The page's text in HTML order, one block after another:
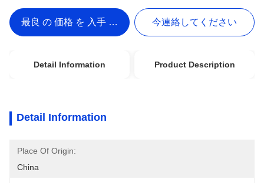
最良 の 価格 を 入手 する 今連絡してください
Detail Information Product Description
Detail Information
Place Of Origin:
China